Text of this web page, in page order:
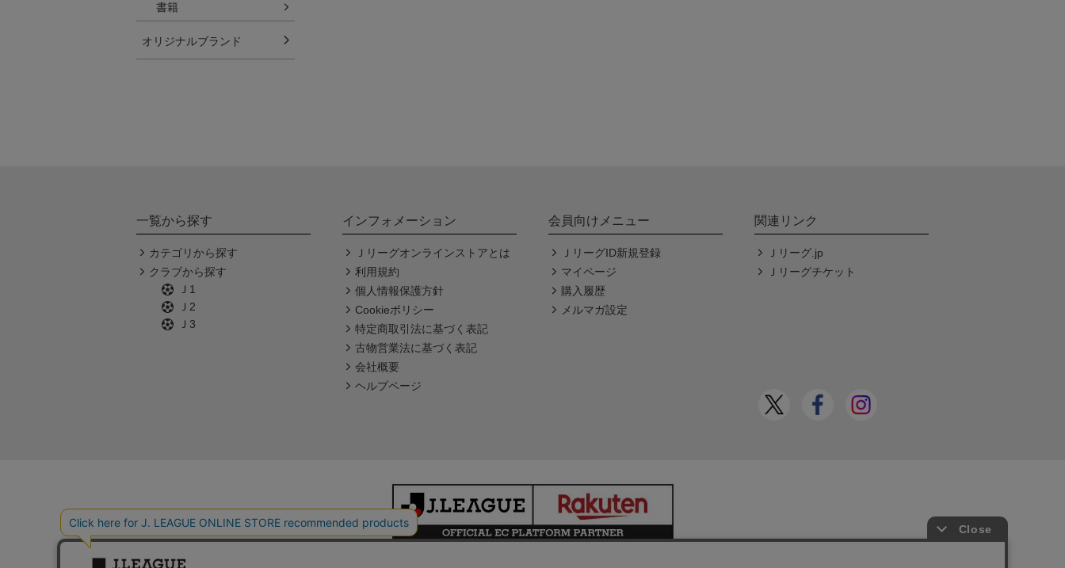
書籍
オリジナルブランド
一覧から探す
カテゴリから探す
クラブから探す
Ｊ1
Ｊ2
Ｊ3
インフォメーション
Ｊリーグオンラインストアとは
利用規約
個人情報保護方針
Cookieポリシー
特定商取引法に基づく表記
古物営業法に基づく表記
会社概要
ヘルプページ
会員向けメニュー
ＪリーグID新規登録
マイページ
購入履歴
メルマガ設定
関連リンク
Ｊリーグ.jp
Ｊリーグチケット